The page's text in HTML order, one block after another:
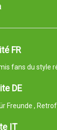
FR
fans du style
DE
Freunde ,
IT